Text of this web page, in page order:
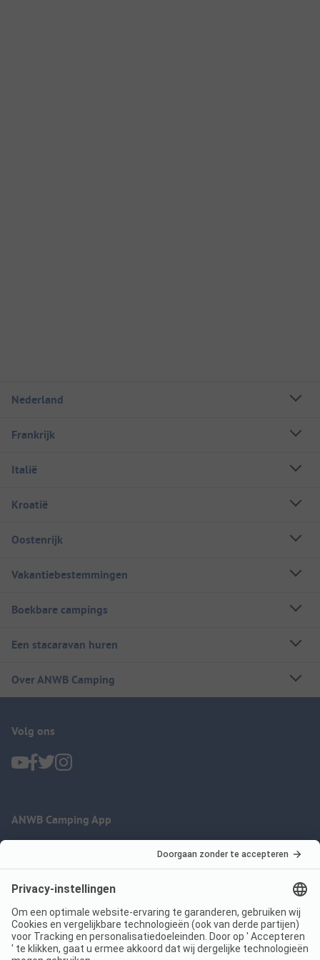
Nederland
Frankrijk
Italië
Kroatië
Oostenrijk
Vakantiebestemmingen
Boekbare campings
Een stacaravan huren
Over ANWB Camping
Volg ons
ANWB Camping App
Imprint
Jouw privacy
Voorwaarden